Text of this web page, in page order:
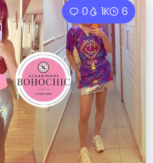
0 1K 6